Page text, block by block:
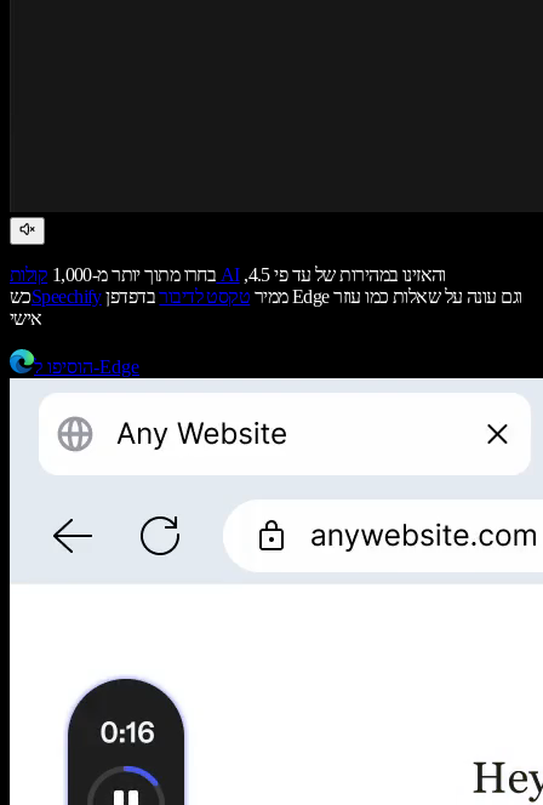
בחרו מתוך יותר מ-1,000 קולות AIוהאזינו במהירות של עד פי 4.5,
כשSpeechify ממיר טקסט לדיבורבדפדפן Edge וגם עונה על שאלות כמו עוזר
אישי
הוסיפו ל-Edge